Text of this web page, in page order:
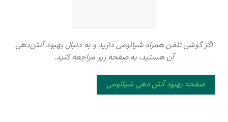
اگر گوشی تلفن همراه شیائومی دارید و به دنبال بهبود آنتن‌دهی
آن هستید، به صفحه زیر مراجعه کنید.
صفحه بهبود آنتن دهی شیائومی